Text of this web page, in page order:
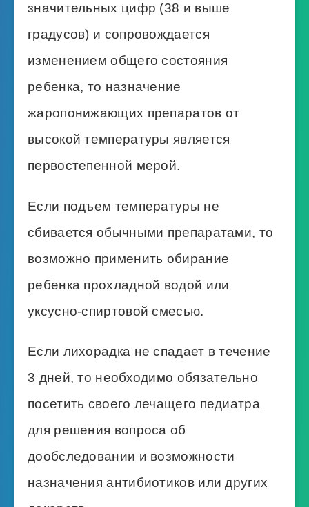
значительных цифр (38 и выше
градусов) и сопровождается
изменением общего состояния
ребенка, то назначение
жаропонижающих препаратов от
высокой температуры является
первостепенной мерой.
Если подъем температуры не
сбивается обычными препаратами, то
возможно применить обирание
ребенка прохладной водой или
уксусно-спиртовой смесью.
Если лихорадка не спадает в течение
3 дней, то необходимо обязательно
посетить своего лечащего педиатра
для решения вопроса об
дообследовании и возможности
назначения антибиотиков или других